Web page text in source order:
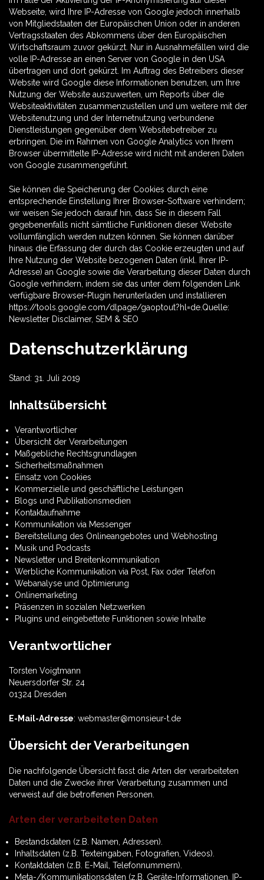
Webseite, wird Ihre IP-Adresse von Google jedoch innerhalb
von Mitgliedstaaten der Europäischen Union oder in anderen
Vertragsstaaten des Abkommens über den Europäischen
Wirtschaftsraum zuvor gekürzt. Nur in Ausnahmefällen wird die
volle IP-Adresse an einen Server von Google in den USA
übertragen und dort gekürzt. Im Auftrag des Betreibers dieser
Website wird Google diese Informationen benutzen, um Ihre
Nutzung der Website auszuwerten, um Reports über die
Websiteaktivitäten zusammenzustellen und um weitere mit der
Websitenutzung und der Internetnutzung verbundene
Dienstleistungen gegenüber dem Websitebetreiber zu
erbringen. Die im Rahmen von Google Analytics von Ihrem
Browser übermittelte IP-Adresse wird nicht mit anderen Daten
von Google zusammengeführt.
Sie können die Speicherung der Cookies durch eine
entsprechende Einstellung Ihrer Browser-Software verhindern;
wir weisen Sie jedoch darauf hin, dass Sie in diesem Fall
gegebenenfalls nicht sämtliche Funktionen dieser Website
vollumfänglich werden nutzen können. Sie können darüber
hinaus die Erfassung der durch das Cookie erzeugten und auf
Ihre Nutzung der Website bezogenen Daten (inkl. Ihrer IP-
Adresse) an Google sowie die Verarbeitung dieser Daten durch
Google verhindern, indem sie das unter dem folgenden Link
verfügbare Browser-Plugin herunterladen und installieren
https://tools.google.com/dlpage/gaoptout?hl=de.Quelle:
Newsletter Disclaimer, SEM & SEO
Datenschutzerklärung
Stand: 31. Juli 2019
Inhaltsübersicht
Verantwortlicher
Übersicht der Verarbeitungen
Maßgebliche Rechtsgrundlagen
Sicherheitsmaßnahmen
Einsatz von Cookies
Kommerzielle und geschäftliche Leistungen
Blogs und Publikationsmedien
Kontaktaufnahme
Kommunikation via Messenger
Bereitstellung des Onlineangebotes und Webhosting
Musik und Podcasts
Newsletter und Breitenkommunikation
Werbliche Kommunikation via Post, Fax oder Telefon
Webanalyse und Optimierung
Onlinemarketing
Präsenzen in sozialen Netzwerken
Plugins und eingebettete Funktionen sowie Inhalte
Verantwortlicher
Torsten Voigtmann
Neuersdorfer Str. 24
01324 Dresden
E-Mail-Adresse: webmaster@monsieur-t.de
Übersicht der Verarbeitungen
Die nachfolgende Übersicht fasst die Arten der verarbeiteten
Daten und die Zwecke ihrer Verarbeitung zusammen und
verweist auf die betroffenen Personen.
Arten der verarbeiteten Daten
Bestandsdaten (z.B. Namen, Adressen).
Inhaltsdaten (z.B. Texteingaben, Fotografien, Videos).
Kontaktdaten (z.B. E-Mail, Telefonnummern).
Meta-/Kommunikationsdaten (z.B. Geräte-Informationen, IP-